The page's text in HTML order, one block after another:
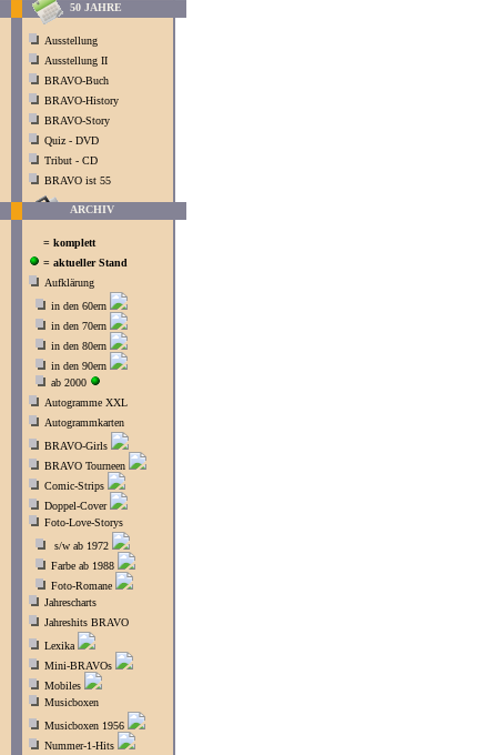
50 JAHRE
Ausstellung
Ausstellung II
BRAVO-Buch
BRAVO-History
BRAVO-Story
Quiz - DVD
Tribut - CD
BRAVO ist 55
ARCHIV
= komplett
= aktueller Stand
Aufklärung
in den 60ern
in den 70ern
in den 80ern
in den 90ern
ab 2000
Autogramme XXL
Autogrammkarten
BRAVO-Girls
BRAVO Tourneen
Comic-Strips
Doppel-Cover
Foto-Love-Storys
s/w ab 1972
Farbe ab 1988
Foto-Romane
Jahrescharts
Jahreshits BRAVO
Lexika
Mini-BRAVOs
Mobiles
Musicboxen
Musicboxen 1956
Nummer-1-Hits